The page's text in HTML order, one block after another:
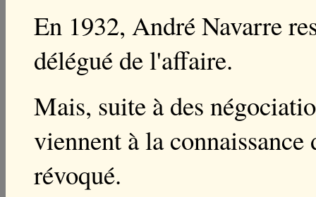
En 1932, André Navarre
délégué de l'affaire.
Mais, suite à des
viennent à la
révoqué.